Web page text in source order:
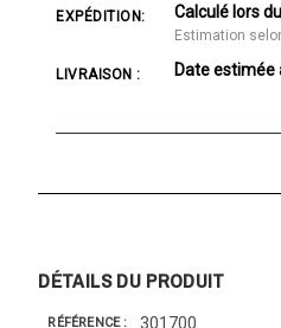
EXPÉDITION: Calculé lors
Estimation
LIVRAISON : Date estimée
DÉTAILS DU PRODUIT
RÉFÉRENCE 301700